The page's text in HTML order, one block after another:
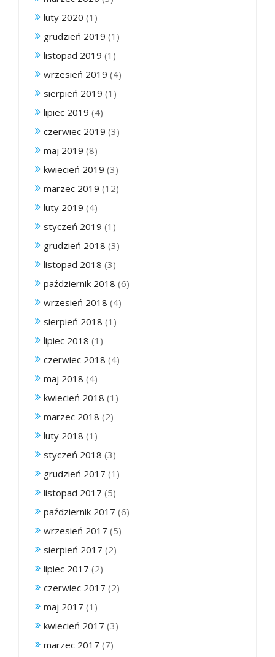
luty 2020 (1)
grudzień 2019 (1)
listopad 2019 (1)
wrzesień 2019 (4)
sierpień 2019 (1)
lipiec 2019 (4)
czerwiec 2019 (3)
maj 2019 (8)
kwiecień 2019 (3)
marzec 2019 (12)
luty 2019 (4)
styczeń 2019 (1)
grudzień 2018 (3)
listopad 2018 (3)
październik 2018 (6)
wrzesień 2018 (4)
sierpień 2018 (1)
lipiec 2018 (1)
czerwiec 2018 (4)
maj 2018 (4)
kwiecień 2018 (1)
marzec 2018 (2)
luty 2018 (1)
styczeń 2018 (3)
grudzień 2017 (1)
listopad 2017 (5)
październik 2017 (6)
wrzesień 2017 (5)
sierpień 2017 (2)
lipiec 2017 (2)
czerwiec 2017 (2)
maj 2017 (1)
kwiecień 2017 (3)
marzec 2017 (7)